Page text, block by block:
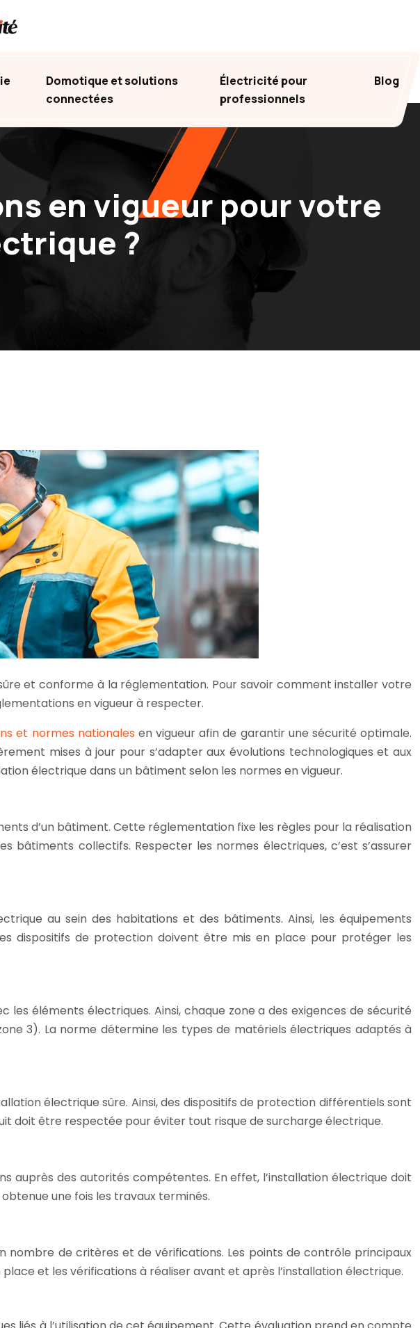
Domotique et solutions
connectées
Électricité pour
professionnels
Blog
en vigueur pour votre
?
et conforme à la réglementation. Pour savoir comment installer votre
en vigueur à respecter.
et normes nationalesen vigueur afin de garantir une sécurité optimale.
mises à jour pour s’adapter aux évolutions technologiques et aux
électrique dans un bâtiment selon les normes en vigueur.
d’un bâtiment. Cette réglementation fixe les règles pour la réalisation
bâtiments collectifs. Respecter les normes électriques, c’est s’assurer
au sein des habitations et des bâtiments. Ainsi, les équipements
dispositifs de protection doivent être mis en place pour protéger les
les éléments électriques. Ainsi, chaque zone a des exigences de sécurité
3). La norme détermine les types de matériels électriques adaptés à
électrique sûre. Ainsi, des dispositifs de protection différentiels sont
doit être respectée pour éviter tout risque de surcharge électrique.
auprès des autorités compétentes. En effet, l’installation électrique doit
une fois les travaux terminés.
nombre de critères et de vérifications. Les points de contrôle principaux
et les vérifications à réaliser avant et après l’installation électrique.